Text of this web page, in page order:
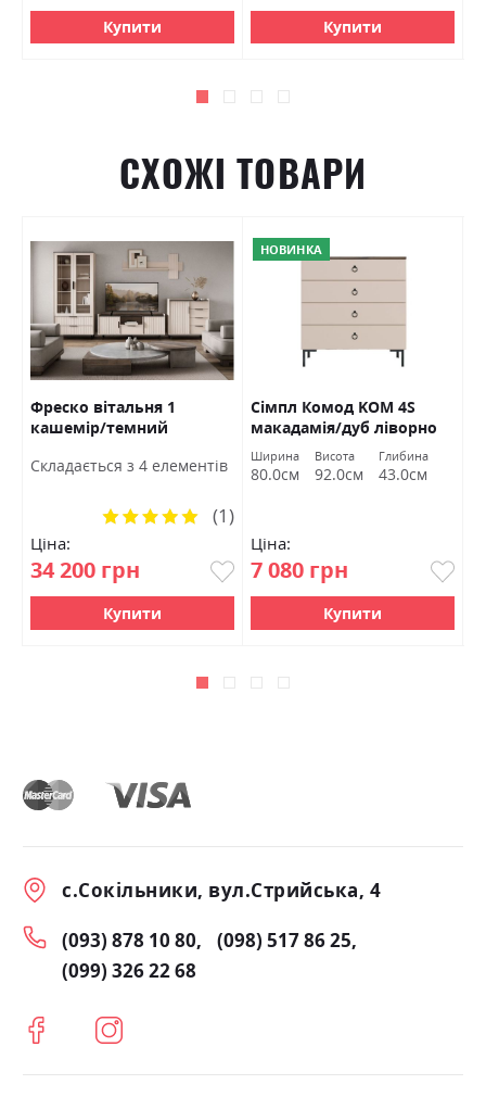
Купити Купити
СХОЖІ ТОВАРИ
Фреско вітальня 1
кашемір/темний
Cкладається з 4 елементів
Ціна:
34 200 грн
Рейтинг:
(1)
Купити
НОВИНКА
Сімпл Комод KOM 4S
макадамія/дуб ліворно
БРВ Україна
Ширина
80.0см
Висота
92.0см
Глибина
43.0см
Ціна:
7 080 грн
Купити
с.Сокільники, вул.Стрийська, 4
(093) 878 10 80
(098) 517 86 25
(099) 326 22 68